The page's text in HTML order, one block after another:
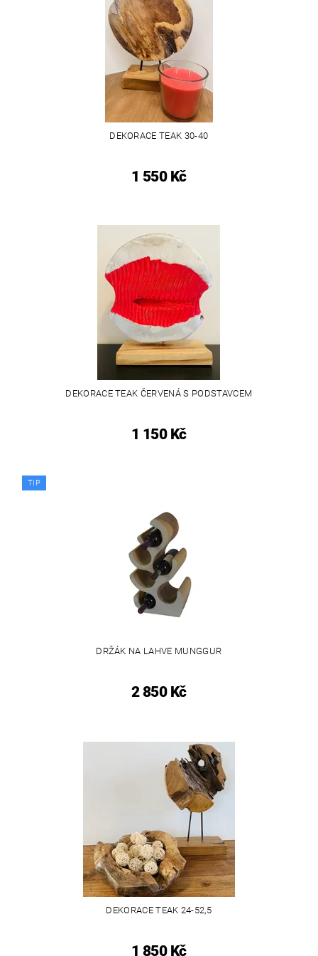
DEKORACE TEAK 30-40
1 550 Kč
DEKORACE TEAK ČERVENÁ S PODSTAVCEM
1 150 Kč
TIP
DRŽÁK NA LAHVE MUNGGUR
2 850 Kč
DEKORACE TEAK 24-52,5
1 850 Kč